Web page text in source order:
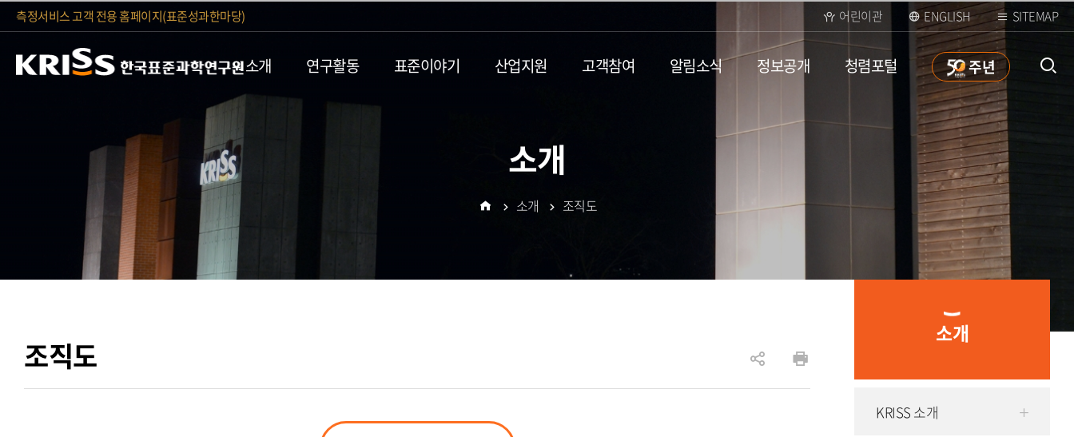
측정서비스 고객 전용 홈페이지(표준성과한마당) 어린이관 ENGLISH SITEMAP
소개 연구활동 표준이야기 산업지원 고객참여 알림소식 정보공개 청렴포털 50
주년
소개
소개
KRISS 소개
조직도
소개 조직도
유